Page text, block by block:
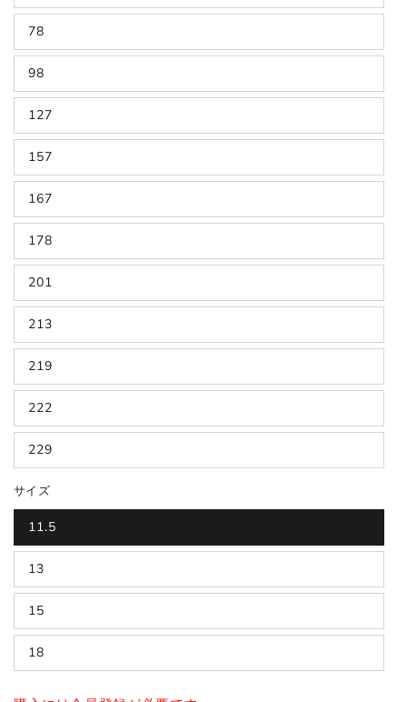
78
98
127
157
167
178
201
213
219
222
229
サイズ
11.5
13
15
18